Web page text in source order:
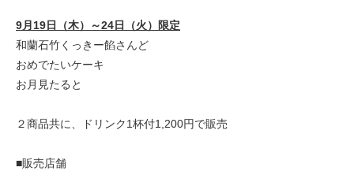
9月19日（木）～24日（火）限定
和蘭石竹くっきー餡さんど
おめでたいケーキ
お月見たると
２商品共に、ドリンク1杯付1,200円で販売
■販売店舗